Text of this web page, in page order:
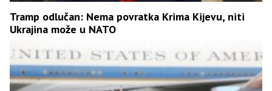
Tramp odlučan: Nema povratka Krima Kijevu, niti
Ukrajina može u NATO